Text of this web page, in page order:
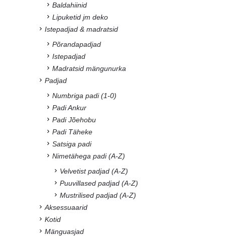
Baldahiinid
Lipuketid jm deko
Istepadjad & madratsid
Põrandapadjad
Istepadjad
Madratsid mängunurka
Padjad
Numbriga padi (1-0)
Padi Ankur
Padi Jõehobu
Padi Täheke
Satsiga padi
Nimetähega padi (A-Z)
Velvetist padjad (A-Z)
Puuvillased padjad (A-Z)
Mustrilised padjad (A-Z)
Aksessuaarid
Kotid
Mänguasjad